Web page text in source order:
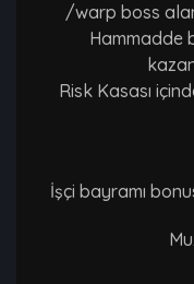
/warp boss
Hammadde
Risk Kasası
İşçi bayramı